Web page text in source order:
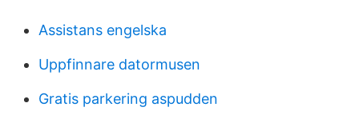
Assistans engelska
Uppfinnare datormusen
Gratis parkering aspudden